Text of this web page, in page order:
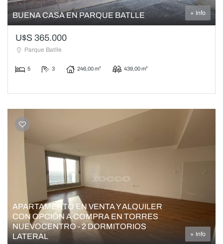
BUENA CASA EN PARQUE BATLLE + Info
U$S 365.000
Parque Batlle
5 3 246,00 m² 439,00 m²
APARTAMENTO EN VENTA Y ALQUILER
CON OPCIÓN A COMPRA EN TORRES
NUEVOCENTRO - 2 DORMITORIOS
LATERAL
+ Info